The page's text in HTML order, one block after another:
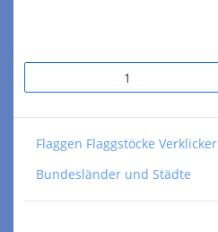
Flaggen Flaggstöcke Verklicker
Bundesländer und Städte